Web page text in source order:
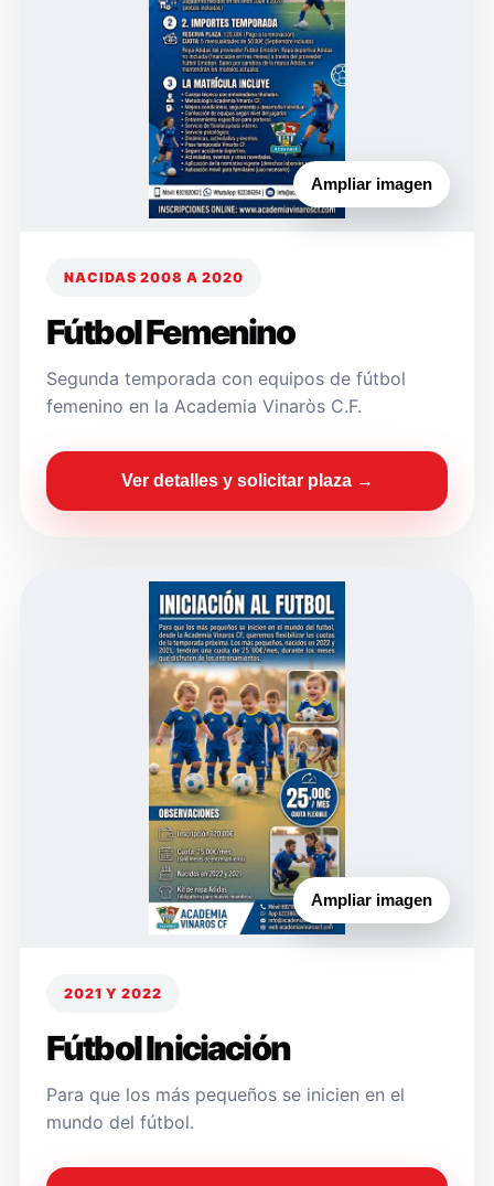
Ampliar imagen
NACIDAS 2008 A 2020
Fútbol Femenino
Segunda temporada con equipos de fútbol
femenino en la Academia Vinaròs C.F.
Ver detalles y solicitar plaza →
Ampliar imagen
2021 Y 2022
Fútbol Iniciación
Para que los más pequeños se inicien en el
mundo del fútbol.